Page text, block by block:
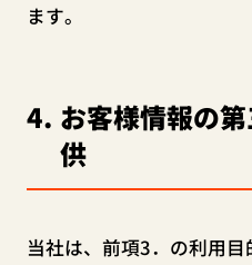
ます。
4 お客様情報の
供
当社は、前項3．の利用